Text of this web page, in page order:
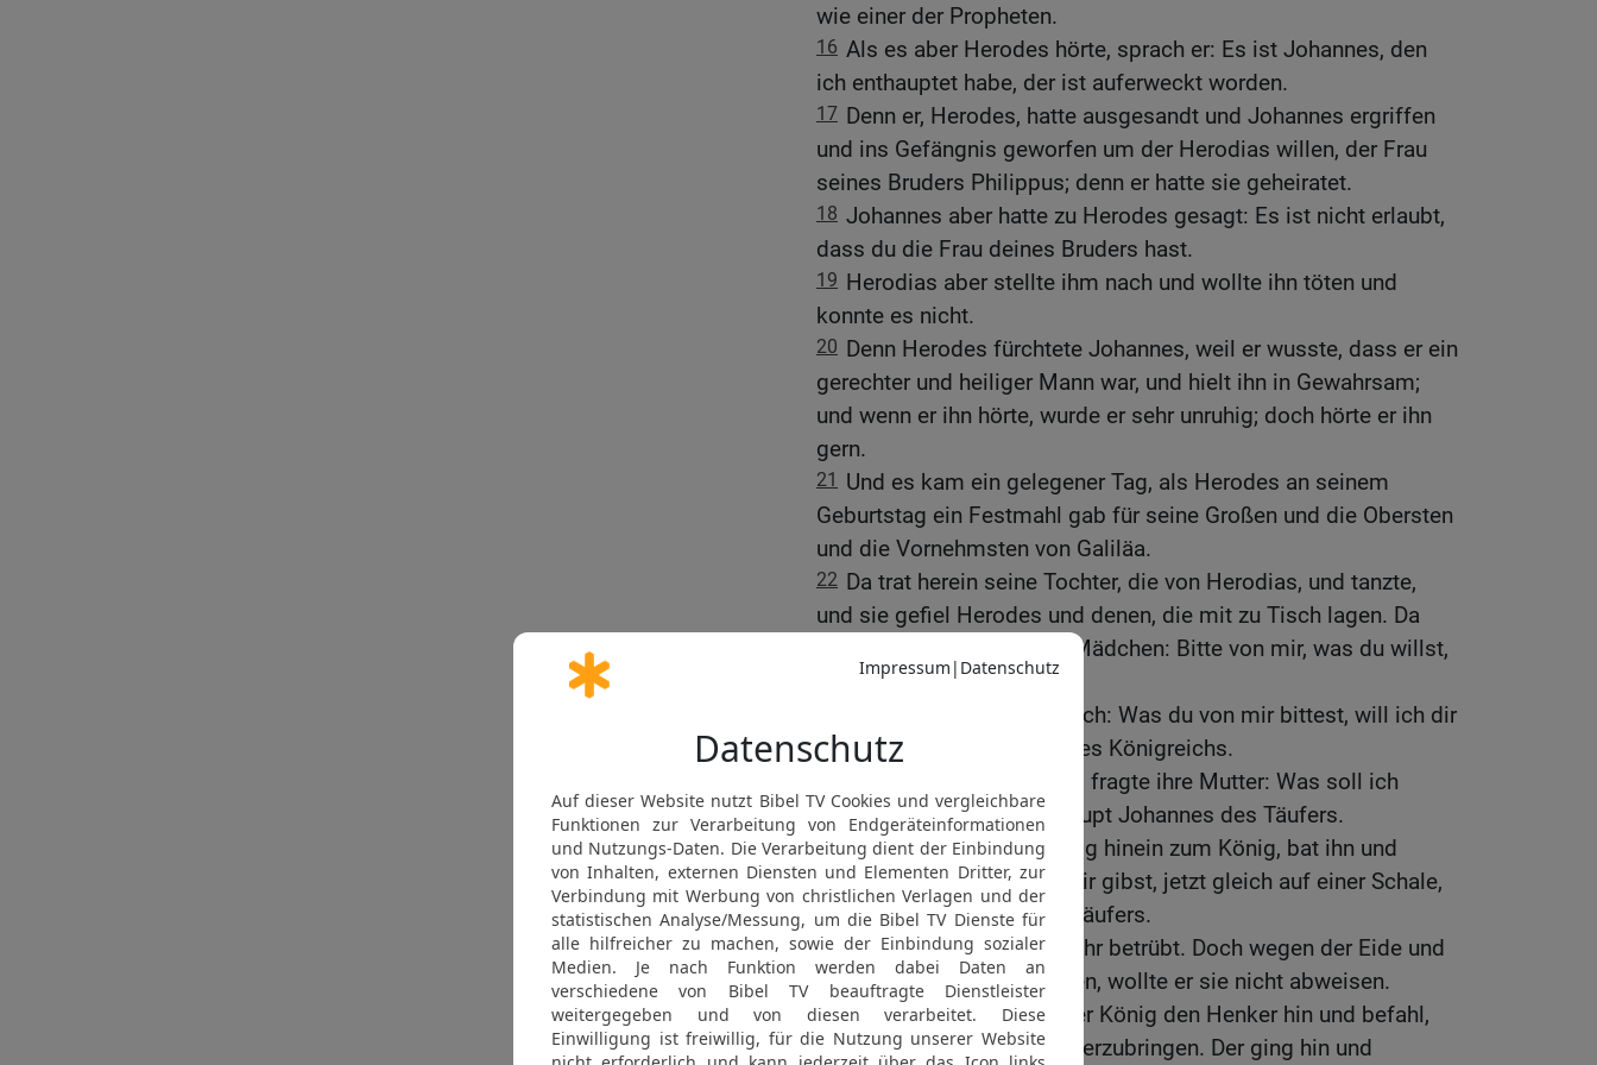
wie einer der Propheten.
16 Als es aber Herodes hörte, sprach er: Es ist Johannes, den
ich enthauptet habe, der ist auferweckt worden.
17 Denn er, Herodes, hatte ausgesandt und Johannes ergriffen
und ins Gefängnis geworfen um der Herodias willen, der Frau
seines Bruders Philippus; denn er hatte sie geheiratet.
18 Johannes aber hatte zu Herodes gesagt: Es ist nicht erlaubt,
dass du die Frau deines Bruders hast.
19 Herodias aber stellte ihm nach und wollte ihn töten und
konnte es nicht.
20 Denn Herodes fürchtete Johannes, weil er wusste, dass er ein
gerechter und heiliger Mann war, und hielt ihn in Gewahrsam;
und wenn er ihn hörte, wurde er sehr unruhig; doch hörte er ihn
gern.
21 Und es kam ein gelegener Tag, als Herodes an seinem
Geburtstag ein Festmahl gab für seine Großen und die Obersten
und die Vornehmsten von Galiläa.
22 Da trat herein seine Tochter, die von Herodias, und tanzte,
und sie gefiel Herodes und denen, die mit zu Tisch lagen. Da
sprach der König zu dem Mädchen: Bitte von mir, was du willst,
ich will dir’s geben.
Und er schwor ihr feierlich: Was du von mir bittest, will ich dir
geben, bis zur Hälfte meines Königreichs.
Und sie ging hinaus und fragte ihre Mutter: Was soll ich
bitten? Die sprach: Das Haupt Johannes des Täufers.
25 Da ging sie sogleich eilig hinein zum König, bat ihn und
sprach: Ich will, dass du mir gibst, jetzt gleich auf einer Schale,
das Haupt Johannes des Täufers.
26 Und der König wurde sehr betrübt. Doch wegen der Eide und
derer, die mit zu Tisch lagen, wollte er sie nicht abweisen.
27 Und alsbald schickte der König den Henker hin und befahl,
das Haupt des Johannes herzubringen. Der ging hin und